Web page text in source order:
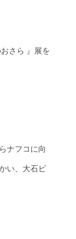
さら 』展を
ナフコに向
い、大石ビ